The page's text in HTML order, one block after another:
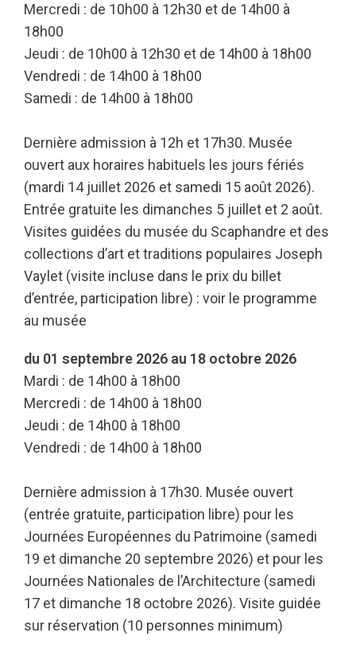
Mercredi : de 10h00 à 12h30 et de 14h00 à
18h00
Jeudi : de 10h00 à 12h30 et de 14h00 à 18h00
Vendredi : de 14h00 à 18h00
Samedi : de 14h00 à 18h00
Dernière admission à 12h et 17h30. Musée
ouvert aux horaires habituels les jours fériés
(mardi 14 juillet 2026 et samedi 15 août 2026).
Entrée gratuite les dimanches 5 juillet et 2 août.
Visites guidées du musée du Scaphandre et des
collections d’art et traditions populaires Joseph
Vaylet (visite incluse dans le prix du billet
d’entrée, participation libre) : voir le programme
au musée
du 01 septembre 2026 au 18 octobre 2026
Mardi : de 14h00 à 18h00
Mercredi : de 14h00 à 18h00
Jeudi : de 14h00 à 18h00
Vendredi : de 14h00 à 18h00
Dernière admission à 17h30. Musée ouvert
(entrée gratuite, participation libre) pour les
Journées Européennes du Patrimoine (samedi
19 et dimanche 20 septembre 2026) et pour les
Journées Nationales de l’Architecture (samedi
17 et dimanche 18 octobre 2026). Visite guidée
sur réservation (10 personnes minimum)